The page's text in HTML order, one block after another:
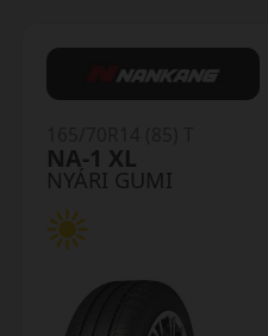
NYÁRI GUMI
EcoDrive